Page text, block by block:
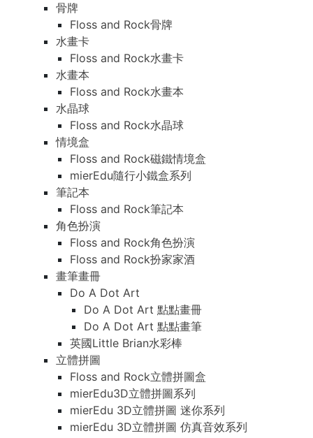
骨牌
Floss and Rock骨牌
水畫卡
Floss and Rock水畫卡
水畫本
Floss and Rock水畫本
水晶球
Floss and Rock水晶球
情境盒
Floss and Rock磁鐵情境盒
mierEdu隨行小鐵盒系列
筆記本
Floss and Rock筆記本
角色扮演
Floss and Rock角色扮演
Floss and Rock扮家家酒
畫筆畫冊
Do A Dot Art
Do A Dot Art 點點畫冊
Do A Dot Art 點點畫筆
英國Little Brian水彩棒
立體拼圖
Floss and Rock立體拼圖盒
mierEdu3D立體拼圖系列
mierEdu 3D立體拼圖 迷你系列
mierEdu 3D立體拼圖 仿真音效系列